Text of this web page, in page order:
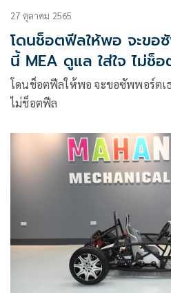
27 ตุลาคม 2565
โดนช็อตฟีลให้พอ จะขอ
นี้ MEA ดูแล ใส่ใจ ไม่ช็
โดนช็อตฟีลให้พอ จะขอซัพพอร์ตเ
ไม่ช็อตฟีล